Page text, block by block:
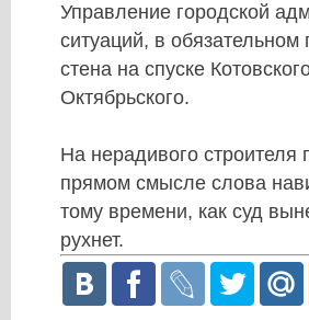
Управление городской
ситуаций, в
стена на спуске
Октябрьского.
На нерадивого строителя
прямом смысле слова
тому времени, как суд
рухнет.